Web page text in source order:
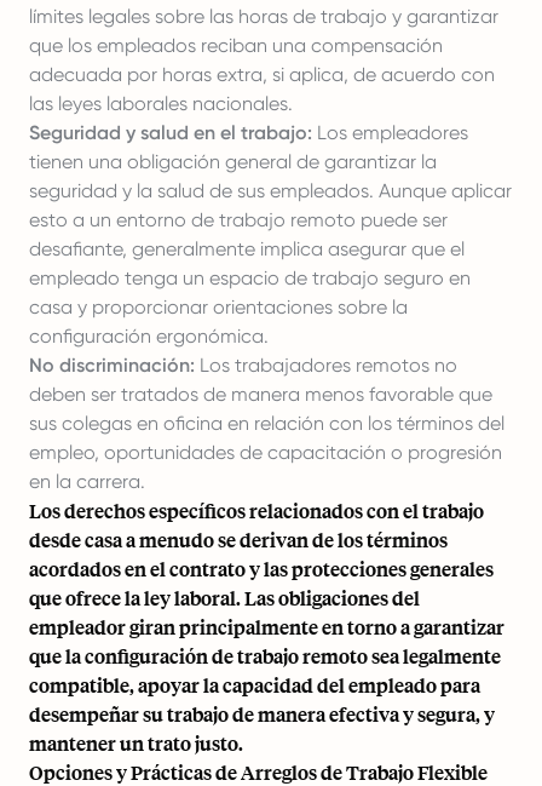
límites legales sobre las horas de trabajo y garantizar
que los empleados reciban una compensación
adecuada por horas extra, si aplica, de acuerdo con
las leyes laborales nacionales.
Seguridad y salud en el trabajo: Los empleadores
tienen una obligación general de garantizar la
seguridad y la salud de sus empleados. Aunque aplicar
esto a un entorno de trabajo remoto puede ser
desafiante, generalmente implica asegurar que el
empleado tenga un espacio de trabajo seguro en
casa y proporcionar orientaciones sobre la
configuración ergonómica.
No discriminación: Los trabajadores remotos no
deben ser tratados de manera menos favorable que
sus colegas en oficina en relación con los términos del
empleo, oportunidades de capacitación o progresión
en la carrera.
Los derechos específicos relacionados con el trabajo
desde casa a menudo se derivan de los términos
acordados en el contrato y las protecciones generales
que ofrece la ley laboral. Las obligaciones del
empleador giran principalmente en torno a garantizar
que la configuración de trabajo remoto sea legalmente
compatible, apoyar la capacidad del empleado para
desempeñar su trabajo de manera efectiva y segura, y
mantener un trato justo.
Opciones y Prácticas de Arreglos de Trabajo Flexible